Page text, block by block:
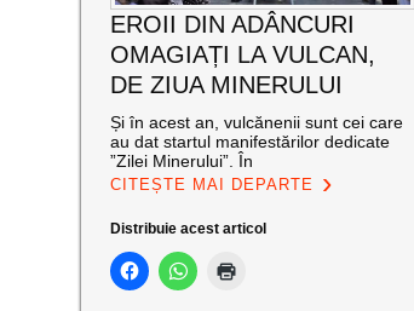
EROII DIN ADÂNCURI
OMAGIAȚI LA VULCAN,
DE ZIUA MINERULUI
Și în acest an, vulcănenii sunt cei care
au dat startul manifestărilor dedicate
”Zilei Minerului”. În
CITEȘTE MAI DEPARTE
Distribuie acest articol